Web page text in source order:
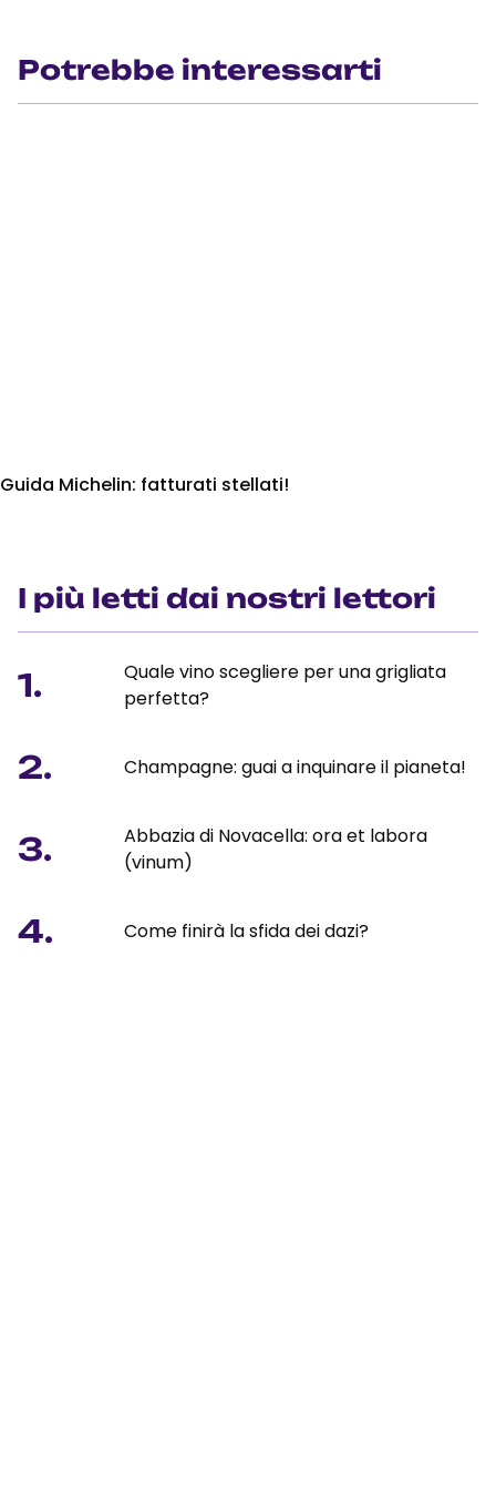
Potrebbe interessarti
Guida Michelin: fatturati stellati!
I più letti dai nostri lettori
1.
Quale vino scegliere per una grigliata
perfetta?
2. Champagne: guai a inquinare il pianeta!
3.
Abbazia di Novacella: ora et labora
(vinum)
4. Come finirà la sfida dei dazi?